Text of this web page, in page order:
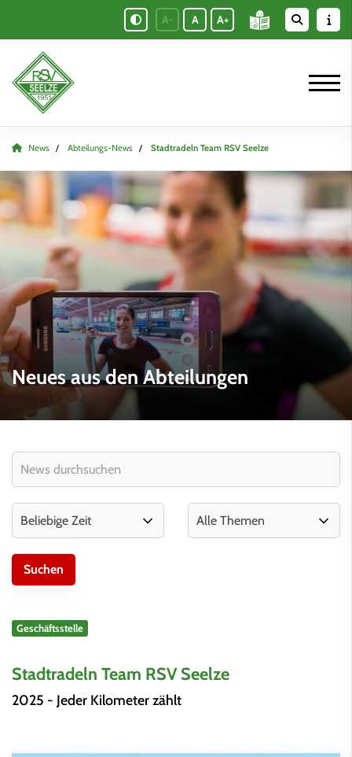
A- A A+
News Abteilungs-News Stadtradeln Team RSV Seelze
Neues aus den Abteilungen
Geschäftsstelle
Stadtradeln Team RSV Seelze
2025 - Jeder Kilometer zählt